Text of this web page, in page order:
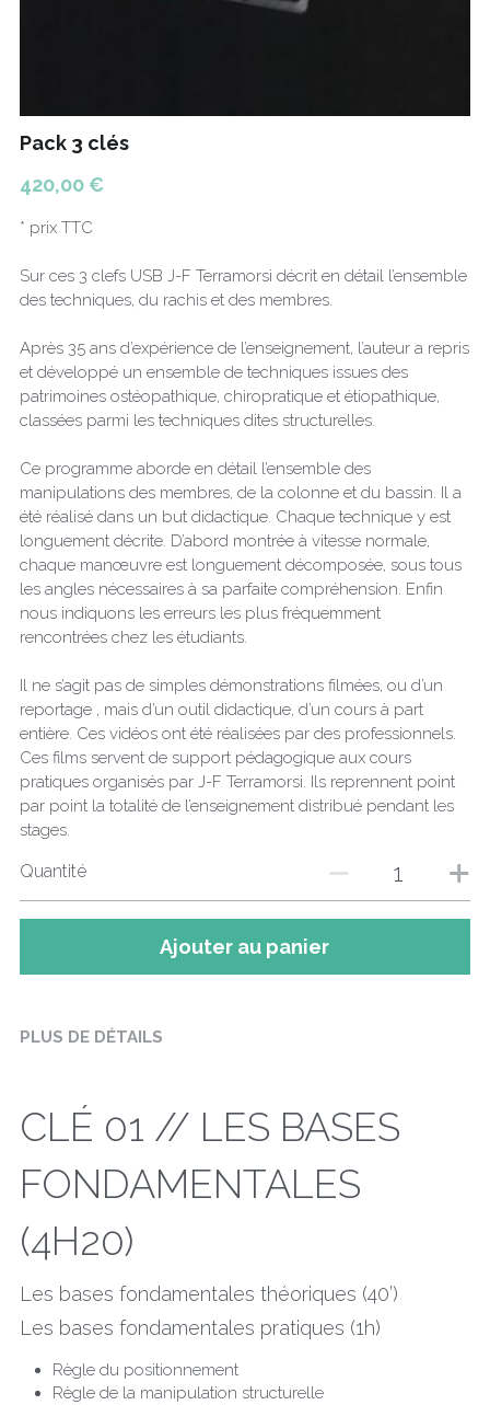
Pack 3 clés
420,00 €
* prix TTC
Sur ces 3 clefs USB J-F Terramorsi décrit en détail l’ensemble
des techniques, du rachis et des membres.
Après 35 ans d’expérience de l’enseignement, l’auteur a repris
et développé un ensemble de techniques issues des
patrimoines ostéopathique, chiropratique et étiopathique,
classées parmi les techniques dites structurelles.
Ce programme aborde en détail l’ensemble des
manipulations des membres, de la colonne et du bassin. Il a
été réalisé dans un but didactique. Chaque technique y est
longuement décrite. D’abord montrée à vitesse normale,
chaque manœuvre est longuement décomposée, sous tous
les angles nécessaires à sa parfaite compréhension. Enfin
nous indiquons les erreurs les plus fréquemment
rencontrées chez les étudiants.
Il ne s’agit pas de simples démonstrations filmées, ou d’un
reportage , mais d’un outil didactique, d’un cours à part
entière. Ces vidéos ont été réalisées par des professionnels.
Ces films servent de support pédagogique aux cours
pratiques organisés par J-F Terramorsi. Ils reprennent point
par point la totalité de l’enseignement distribué pendant les
stages.
Quantité
Ajouter au panier
PLUS DE DÉTAILS
CLÉ 01 // LES BASES
FONDAMENTALES
(4H20)
Les bases fondamentales théoriques (40’)
Les bases fondamentales pratiques (1h)
Règle du positionnement
Règle de la manipulation structurelle